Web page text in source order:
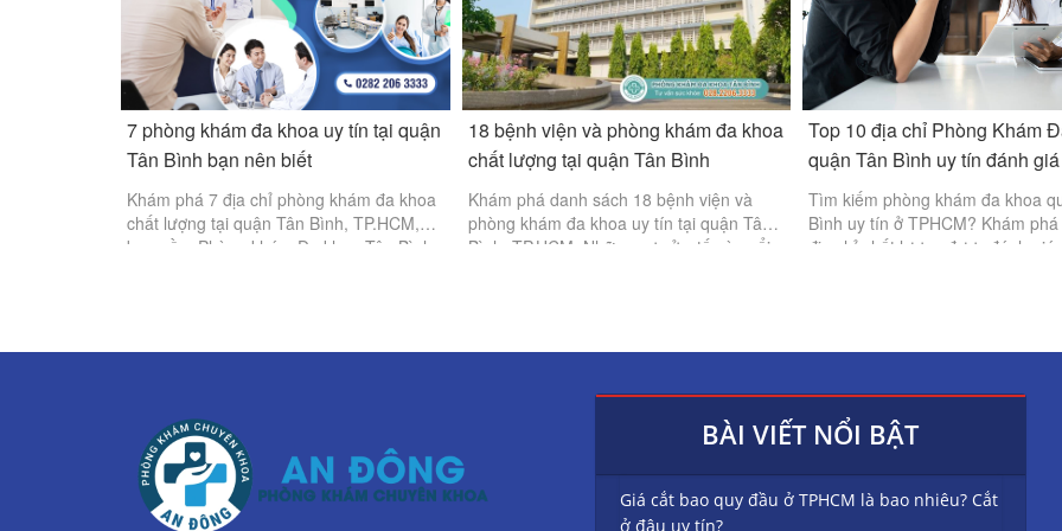
7 phòng khám đa khoa uy tín tại quận
Tân Bình bạn nên biết
Khám phá 7 địa chỉ phòng khám đa khoa
chất lượng tại quận Tân Bình, TP.HCM,
bao gồm Phòng khám Đa khoa Tân Bình,
18 bệnh viện và phòng khám đa khoa
chất lượng tại quận Tân Bình
Khám phá danh sách 18 bệnh viện và
phòng khám đa khoa uy tín tại quận Tân
Bình, TP.HCM. Những cơ sở y tế này nổi
Top 10 địa chỉ Phòng Khám
quận Tân Bình uy tín đánh
Tìm kiếm phòng khám đa khoa
Bình uy tín ở TPHCM? Khám
địa chỉ chất lượng được đánh giá
BÀI VIẾT NỔI BẬT
Giá cắt bao quy đầu ở TPHCM là bao nhiêu? Cắt
ở đâu uy tín?